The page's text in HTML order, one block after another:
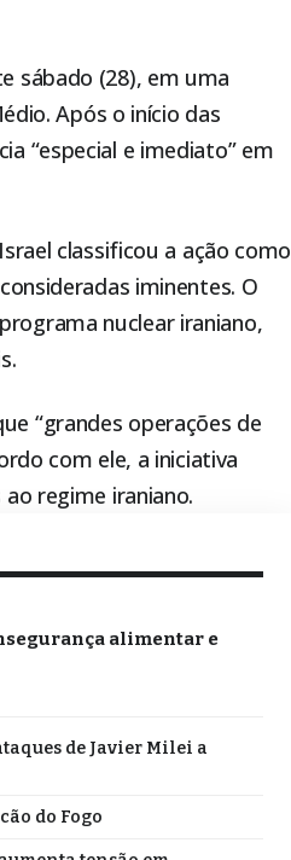
sábado (28), em uma
Após o início das
“especial e imediato” em
classificou a ação como
iminentes. O
nuclear iraniano,
“grandes operações de
com ele, a iniciativa
regime iraniano.
alimentar e
de Javier Milei a
do Fogo